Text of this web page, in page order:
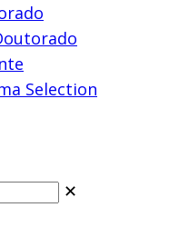
Selection
✕